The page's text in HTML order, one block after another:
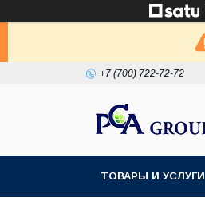
+7 (700) 722-72-72
ТОВАРЫ И УСЛУГИ